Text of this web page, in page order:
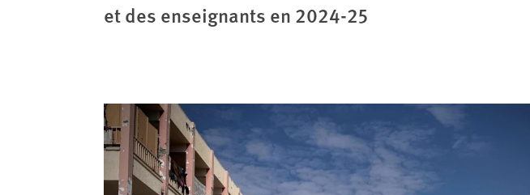
et des enseignants en 2024-25